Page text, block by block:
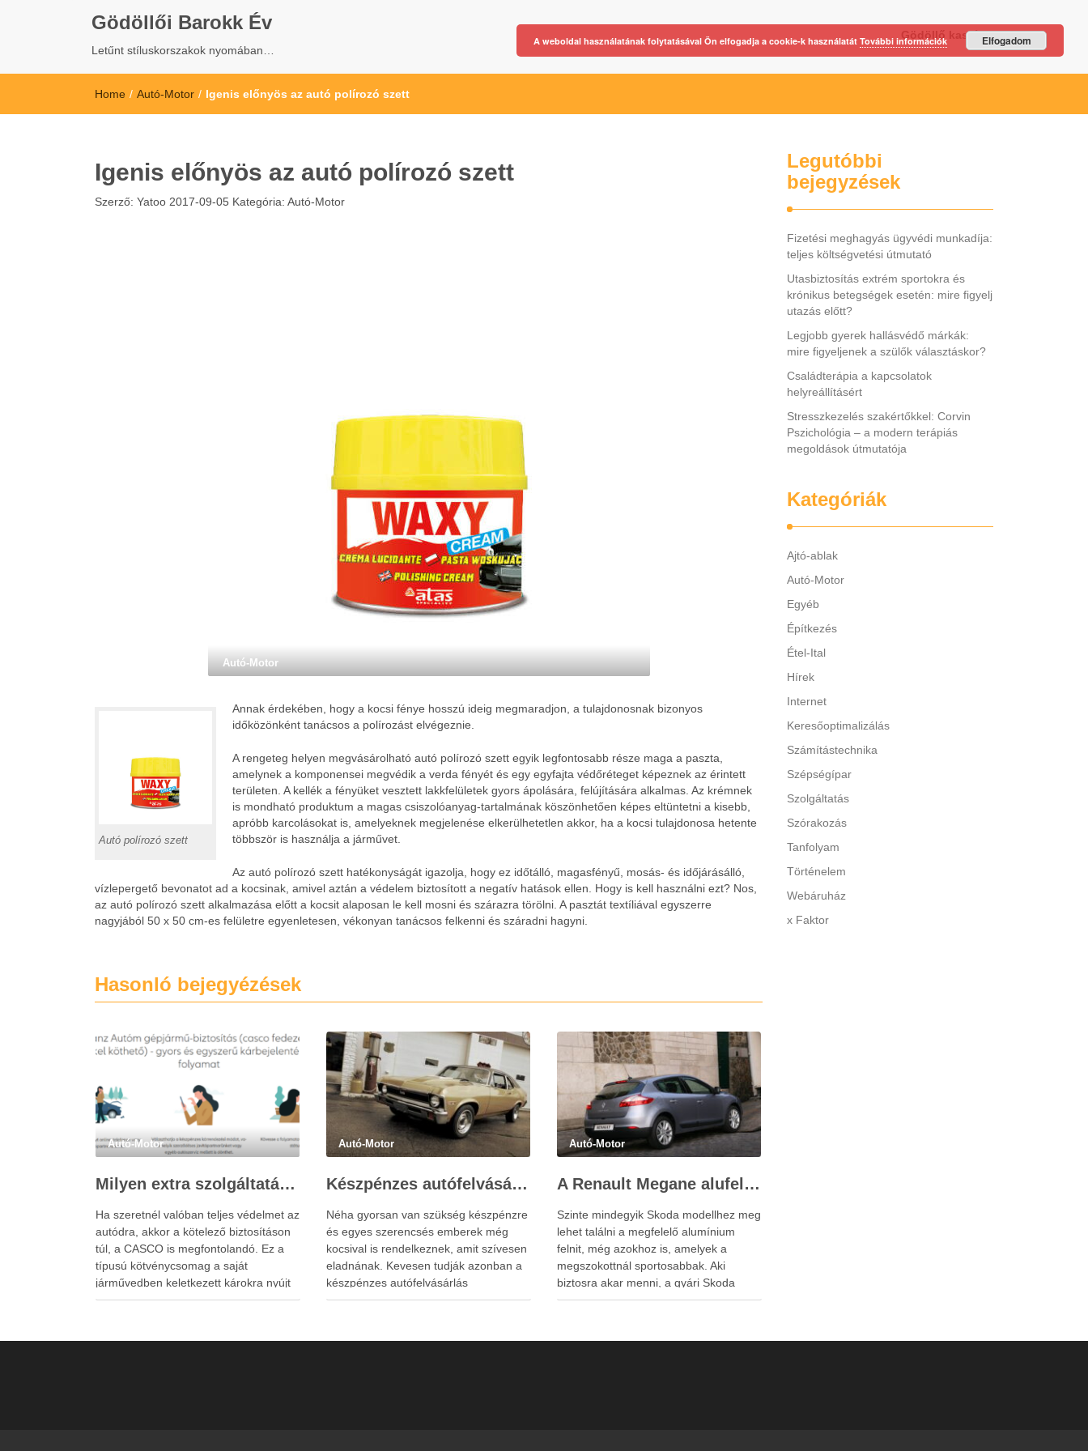
Gödöllői Barokk Év
Letűnt stíluskorszakok nyomában…
Gödöllő kastély
Home / Autó-Motor / Igenis előnyös az autó polírozó szett
Igenis előnyös az autó polírozó szett
Szerző: Yatoo 2017-09-05 Kategória: Autó-Motor
Autó-Motor
Autó polírozó szett
Annak érdekében, hogy a kocsi fénye hosszú ideig megmaradjon, a tulajdonosnak bizonyos
időközönként tanácsos a polírozást elvégeznie.
A rengeteg helyen megvásárolható autó polírozó szett egyik legfontosabb része maga a paszta,
amelynek a komponensei megvédik a verda fényét és egy egyfajta védőréteget képeznek az érintett
területen. A kellék a fényüket vesztett lakkfelületek gyors ápolására, felújítására alkalmas. Az krémnek
is mondható produktum a magas csiszolóanyag-tartalmának köszönhetően képes eltüntetni a kisebb,
apróbb karcolásokat is, amelyeknek megjelenése elkerülhetetlen akkor, ha a kocsi tulajdonosa hetente
többször is használja a járművet.
Az autó polírozó szett hatékonyságát igazolja, hogy ez időtálló, magasfényű, mosás- és időjárásálló,
vízlepergető bevonatot ad a kocsinak, amivel aztán a védelem biztosított a negatív hatások ellen. Hogy is kell használni ezt? Nos,
az autó polírozó szett alkalmazása előtt a kocsit alaposan le kell mosni és szárazra törölni. A pasztát textíliával egyszerre
nagyjából 50 x 50 cm-es felületre egyenletesen, vékonyan tanácsos felkenni és száradni hagyni.
Hasonló bejegyézések
Autó-Motor
Milyen extra szolgáltatások érhetők el a casco biztosítás keretében?
Ha szeretnél valóban teljes védelmet az
autódra, akkor a kötelező biztosításon
túl, a CASCO is megfontolandó. Ez a
típusú kötvénycsomag a saját
járművedben keletkezett károkra nyújt
fedezetet, legyen szó lopásról, elemi
Autó-Motor
Készpénzes autófelvásárlás Győrben, Sopronban és Szombathelyen
Néha gyorsan van szükség készpénzre
és egyes szerencsés emberek még
kocsival is rendelkeznek, amit szívesen
eladnának. Kevesen tudják azonban a
készpénzes autófelvásárlás
Székesfehérvár városán belül és még
Autó-Motor
A Renault Megane alufelni 16 főbb paraméterei
Szinte mindegyik Skoda modellhez meg
lehet találni a megfelelő alumínium
felnit, még azokhoz is, amelyek a
megszokottnál sportosabbak. Aki
biztosra akar menni, a gyári Skoda
Octavia alufelni R16 mellett dönt a
Legutóbbi
bejegyzések
Fizetési meghagyás ügyvédi munkadíja:
teljes költségvetési útmutató
Utasbiztosítás extrém sportokra és
krónikus betegségek esetén: mire figyelj
utazás előtt?
Legjobb gyerek hallásvédő márkák:
mire figyeljenek a szülők választáskor?
Családterápia a kapcsolatok
helyreállításért
Stresszkezelés szakértőkkel: Corvin
Pszichológia – a modern terápiás
megoldások útmutatója
Kategóriák
Ajtó-ablak
Autó-Motor
Egyéb
Építkezés
Étel-Ital
Hírek
Internet
Keresőoptimalizálás
Számítástechnika
Szépségípar
Szolgáltatás
Szórakozás
Tanfolyam
Történelem
Webáruház
x Faktor
A weboldal használatának folytatásával Ön elfogadja a cookie-k használatát További információk Elfogadom